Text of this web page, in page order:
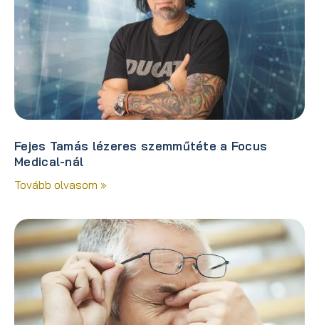
Fejes Tamás lézeres szemműtéte a Focus
Medical-nál
Tovább olvasom »